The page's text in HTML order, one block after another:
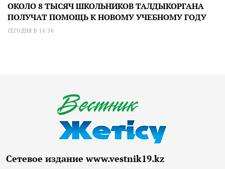
ОКОЛО 8 ТЫСЯЧ ШКОЛЬНИКОВ ТАЛДЫКОРГАНА
ПОЛУЧАТ ПОМОЩЬ К НОВОМУ УЧЕБНОМУ ГОДУ
СЕГОДНЯ В 14:36
Сетевое издание www.vestnik19.kz